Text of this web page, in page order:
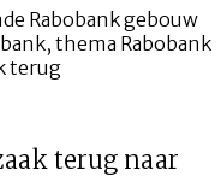
ECONOMIE
terug naar